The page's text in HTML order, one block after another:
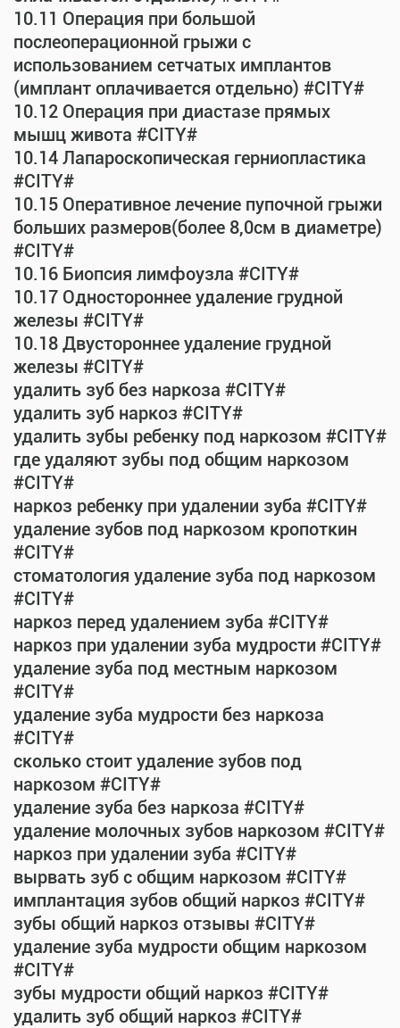
10.11 Операция при большой
послеоперационной грыжи с
использованием сетчатых имплантов
(имплант оплачивается отдельно) #CITY#
10.12 Операция при диастазе прямых
мышц живота #CITY#
10.14 Лапароскопическая герниопластика
#CITY#
10.15 Оперативное лечение пупочной грыжи
больших размеров(более 8,0см в диаметре)
#CITY#
10.16 Биопсия лимфоузла #CITY#
10.17 Одностороннее удаление грудной
железы #CITY#
10.18 Двустороннее удаление грудной
железы #CITY#
удалить зуб без наркоза #CITY#
удалить зуб наркоз #CITY#
удалить зубы ребенку под наркозом #CITY#
где удаляют зубы под общим наркозом
#CITY#
наркоз ребенку при удалении зуба #CITY#
удаление зубов под наркозом кропоткин
#CITY#
стоматология удаление зуба под наркозом
#CITY#
наркоз перед удалением зуба #CITY#
наркоз при удалении зуба мудрости #CITY#
удаление зуба под местным наркозом
#CITY#
удаление зуба мудрости без наркоза
#CITY#
сколько стоит удаление зубов под
наркозом #CITY#
удаление зуба без наркоза #CITY#
удаление молочных зубов наркозом #CITY#
наркоз при удалении зуба #CITY#
вырвать зуб с общим наркозом #CITY#
имплантация зубов общий наркоз #CITY#
зубы общий наркоз отзывы #CITY#
удаление зуба мудрости общим наркозом
#CITY#
зубы мудрости общий наркоз #CITY#
удалить зуб общий наркоз #CITY#